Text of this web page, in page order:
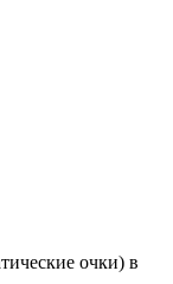
очки) в